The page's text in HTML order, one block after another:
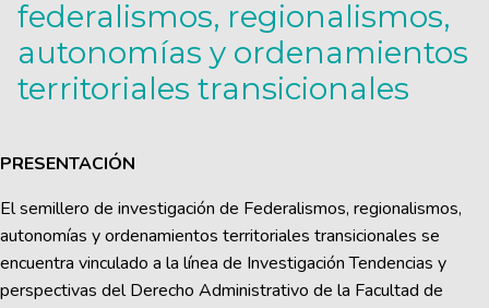
federalismos, regionalismos,
autonomías y ordenamientos
territoriales transicionales
PRESENTACIÓN
El semillero de investigación de Federalismos, regionalismos,
autonomías y ordenamientos territoriales transicionales se
encuentra vinculado a la línea de Investigación Tendencias y
perspectivas del Derecho Administrativo de la Facultad de